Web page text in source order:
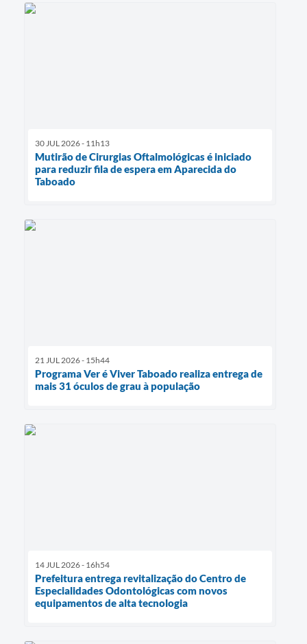
30 JUL 2026 - 11h13
Mutirão de Cirurgias Oftalmológicas é iniciado
para reduzir fila de espera em Aparecida do
Taboado
21 JUL 2026 - 15h44
Programa Ver é Viver Taboado realiza entrega de
mais 31 óculos de grau à população
14 JUL 2026 - 16h54
Prefeitura entrega revitalização do Centro de
Especialidades Odontológicas com novos
equipamentos de alta tecnologia